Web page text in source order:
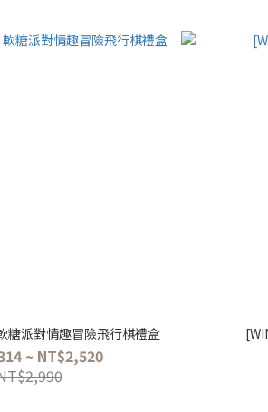
糖派對情趣冒險飛行棋禮盒
~ NT$2,520